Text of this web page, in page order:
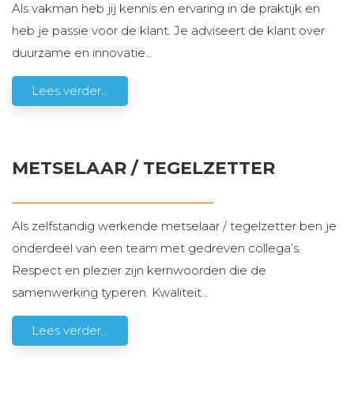
Als vakman heb jij kennis en ervaring in de praktijk en
heb je passie voor de klant. Je adviseert de klant over
duurzame en innovatie…
Lees verder...
METSELAAR / TEGELZETTER
Als zelfstandig werkende metselaar / tegelzetter ben je
onderdeel van een team met gedreven collega’s.
Respect en plezier zijn kernwoorden die de
samenwerking typeren. Kwaliteit…
Lees verder...